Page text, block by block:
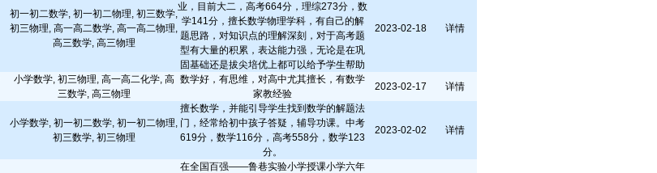
初一初二数学, 初一初二物理, 初三数学,
初三物理, 高一高二数学, 高一高二物理,
高三数学, 高三物理
业，目前大二，高考664分，理综273分，数
学141分，擅长数学物理学科，有自己的解
题思路，对知识点的理解深刻，对于高考题
型有大量的积累，表达能力强，无论是在巩
固基础还是拔尖培优上都可以给予学生帮助
2023-02-18 详情
小学数学, 初三物理, 高一高二化学, 高
三数学, 高三物理
数学好，有思维，对高中尤其擅长，有数学
家教经验
2023-02-17 详情
小学数学, 初一初二数学, 初一初二物理,
初三数学, 初三物理
擅长数学，并能引导学生找到数学的解题法
门，经常给初中孩子答疑，辅导功课。中考
619分，数学116分，高考558分，数学123
分。
2023-02-02 详情
在全国百强——鲁巷实验小学授课小学六年